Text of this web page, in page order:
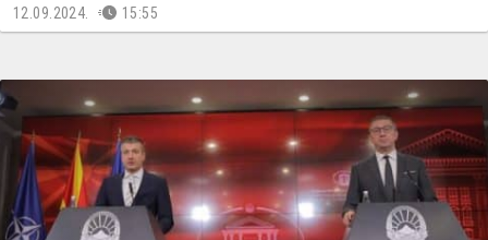
12.09.2024. 15:55